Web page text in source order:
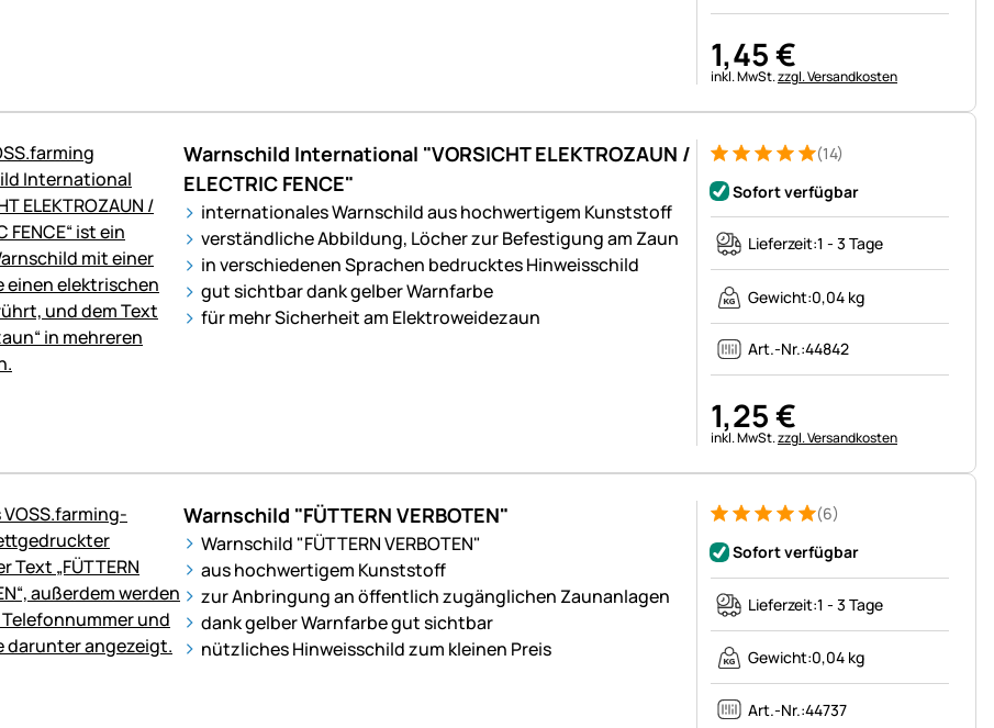
1,45€
Steuerhinweis:
inkl. MwSt.zzgl. Versandkosten
Warnschild International "VORSICHT ELEKTROZAUN /
ELECTRIC FENCE"
internationales Warnschild aus hochwertigem Kunststoff
verständliche Abbildung, Löcher zur Befestigung am Zaun
in verschiedenen Sprachen bedrucktes Hinweisschild
gut sichtbar dank gelber Warnfarbe
für mehr Sicherheit am Elektroweidezaun
Bewertung: 5 von 5 (14 Bewertungen)
14 Bewertungen(14)
Sofort verfügbar
Lieferzeit:1 - 3 Tage
Gewicht:0,04 kg
Art.-Nr.:44842
1,25€
Steuerhinweis:
inkl. MwSt.zzgl. Versandkosten
Warnschild "FÜTTERN VERBOTEN"
Warnschild "FÜTTERN VERBOTEN"
aus hochwertigem Kunststoff
zur Anbringung an öffentlich zugänglichen Zaunanlagen
dank gelber Warnfarbe gut sichtbar
nützliches Hinweisschild zum kleinen Preis
Bewertung: 5 von 5 (6 Bewertungen)
6 Bewertungen (6)
Sofort verfügbar
Lieferzeit:1 - 3 Tage
Gewicht:0,04 kg
Art.-Nr.:44737